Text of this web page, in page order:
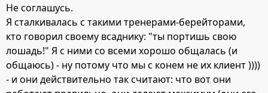
Не соглашусь.
Я сталкивалась с такими тренерами-берейторами,
кто говорил своему всаднику: "ты портишь свою
лошадь!" Я с ними со всеми хорошо общалась (и
общаюсь) - ну потому что мы с конем не их клиент ))))
- и они действительно так считают: что вот они